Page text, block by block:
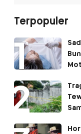
Terpopuler